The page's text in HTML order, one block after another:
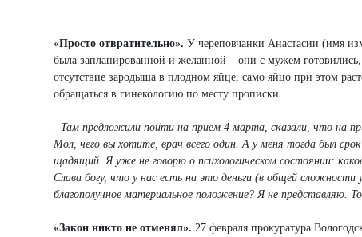
«Просто отвратительно». У череповчанки Анастасии (имя
была запланированной и желанной – они с мужем
отсутствие зародыша в плодном яйце, само яйцо при этом
обращаться в гинекологию по месту прописки.
- Там предложили пойти на прием 4 марта, сказали, что на
Мол, чего вы хотите, врач всего один. А у меня тогда был
щадящий. Я уже не говорю о психологическом состоянии:
Слава богу, что у нас есть на это деньги (в общей
благополучное материальное положение? Я не представляю.
«Закон никто не отменял». 27 февраля прокуратура